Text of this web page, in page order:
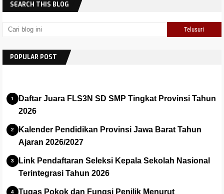
SEARCH THIS BLOG
POPULAR POST
Daftar Juara FLS3N SD SMP Tingkat Provinsi Tahun
2026
Kalender Pendidikan Provinsi Jawa Barat Tahun
Ajaran 2026/2027
Link Pendaftaran Seleksi Kepala Sekolah Nasional
Terintegrasi Tahun 2026
Tugas Pokok dan Fungsi Penilik Menurut